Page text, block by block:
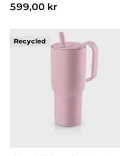
599,00 kr
Sip'n'Go Tumbler 0,9